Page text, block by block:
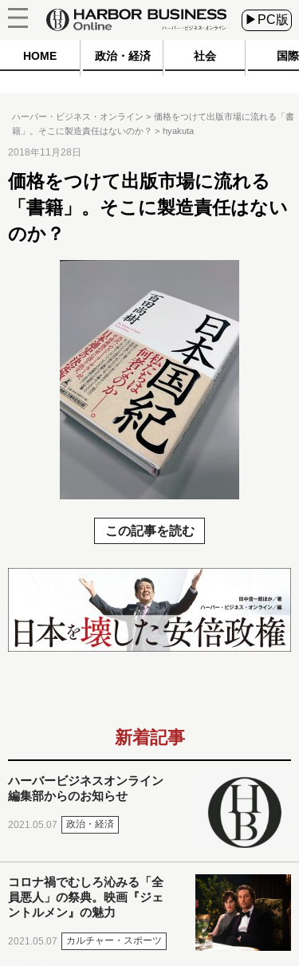
▶PC版
HOME 政治・経済 社会 国際
ハーバー・ビジネス・オンライン
価格をつけて出版市場に流れる「書
籍」。そこに製造責任はないのか？
hyakuta
2018年11月28日
価格をつけて出版市場に流れる
「書籍」。そこに製造責任はない
のか？
この記事を読む
新着記事
ハーバービジネスオンライン
編集部からのお知らせ
2021.05.07 政治・経済
コロナ禍でむしろ沁みる「全
員悪人」の祭典。映画『ジェ
ントルメン』の魅力
2021.05.07 カルチャー・スポーツ